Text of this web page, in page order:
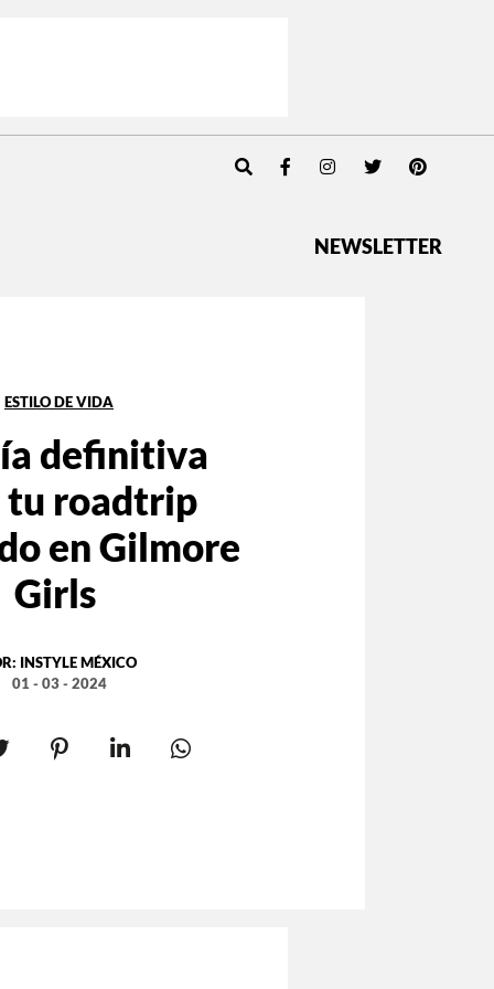
NEWSLETTER
ESTILO DE VIDA
definitiva
tu roadtrip
en Gilmore
Girls
INSTYLE MÉXICO
01 - 03 - 2024